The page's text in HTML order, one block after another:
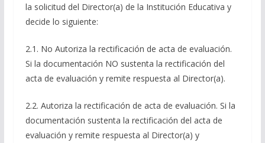
la solicitud del Director(a) de la Institución Educativa y
decide lo siguiente:
2.1. No Autoriza la rectificación de acta de evaluación.
Si la documentación NO sustenta la rectificación del
acta de evaluación y remite respuesta al Director(a).
2.2. Autoriza la rectificación de acta de evaluación. Si la
documentación sustenta la rectificación del acta de
evaluación y remite respuesta al Director(a) y